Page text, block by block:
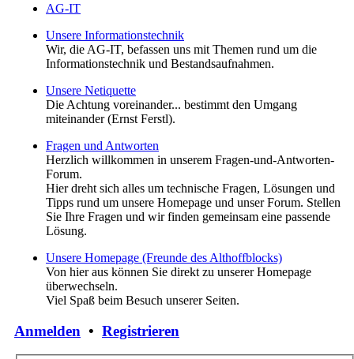
AG-IT
Unsere Informationstechnik
Wir, die AG-IT, befassen uns mit Themen rund um die
Informationstechnik und Bestandsaufnahmen.
Unsere Netiquette
Die Achtung voreinander... bestimmt den Umgang
miteinander (Ernst Ferstl).
Fragen und Antworten
Herzlich willkommen in unserem Fragen-und-Antworten-
Forum.
Hier dreht sich alles um technische Fragen, Lösungen und
Tipps rund um unsere Homepage und unser Forum. Stellen
Sie Ihre Fragen und wir finden gemeinsam eine passende
Lösung.
Unsere Homepage (Freunde des Althoffblocks)
Von hier aus können Sie direkt zu unserer Homepage
überwechseln.
Viel Spaß beim Besuch unserer Seiten.
Anmelden • Registrieren